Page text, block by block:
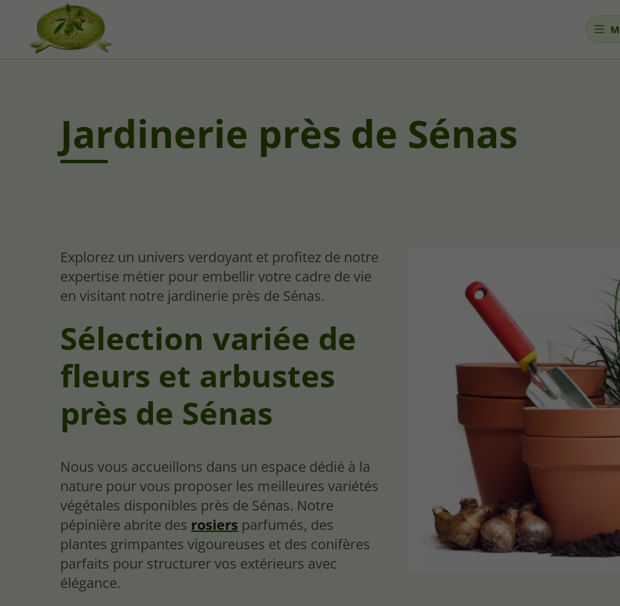
Jardinerie près de Sénas
Explorez un univers verdoyant et profitez de notre
expertise métier pour embellir votre cadre de vie
en visitant notre jardinerie près de Sénas.
Sélection variée de
fleurs et arbustes
près de Sénas
Nous vous accueillons dans un espace dédié à la
nature pour vous proposer les meilleures variétés
végétales disponibles près de Sénas. Notre
pépinière abrite des rosiers parfumés, des
plantes grimpantes vigoureuses et des conifères
parfaits pour structurer vos extérieurs avec
élégance.